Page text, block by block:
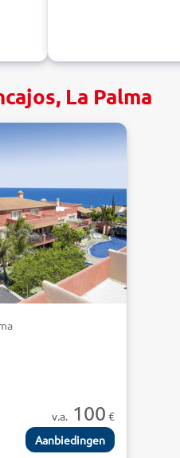
La Palma
v.a. 100 €
Aanbiedingen